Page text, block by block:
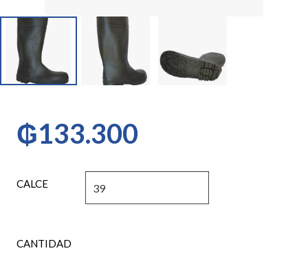
₲133.300
CALCE
WORKSAFE